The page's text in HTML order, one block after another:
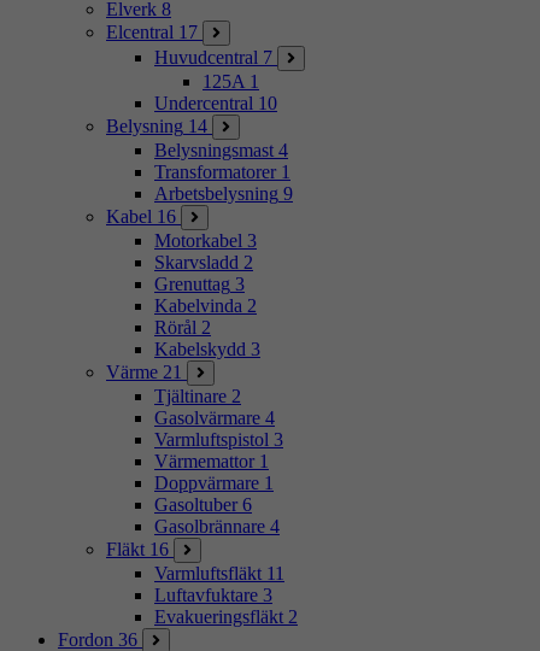
Elverk 8
Elcentral 17
Huvudcentral 7
125A 1
Undercentral 10
Belysning 14
Belysningsmast 4
Transformatorer 1
Arbetsbelysning 9
Kabel 16
Motorkabel 3
Skarvsladd 2
Grenuttag 3
Kabelvinda 2
Rörål 2
Kabelskydd 3
Värme 21
Tjältinare 2
Gasolvärmare 4
Varmluftspistol 3
Värmemattor 1
Doppvärmare 1
Gasoltuber 6
Gasolbrännare 4
Fläkt 16
Varmluftsfläkt 11
Luftavfuktare 3
Evakueringsfläkt 2
Fordon 36